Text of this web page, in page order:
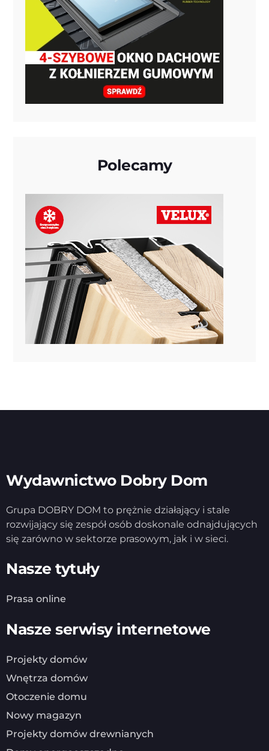
Polecamy
Wydawnictwo Dobry Dom
Grupa DOBRY DOM to prężnie działający i stale
rozwijający się zespół osób doskonale odnajdujących
się zarówno w sektorze prasowym, jak i w sieci.
Nasze tytuły
Prasa online
Nasze serwisy internetowe
Projekty domów
Wnętrza domów
Otoczenie domu
Nowy magazyn
Projekty domów drewnianych